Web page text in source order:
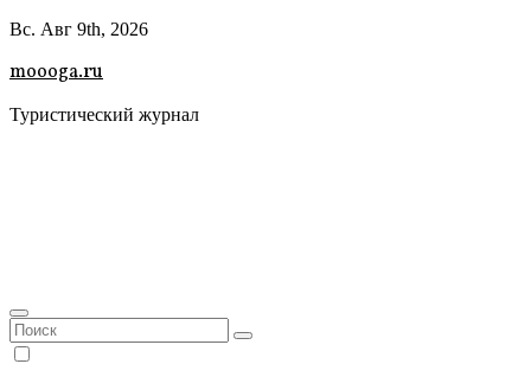
Вс. Авг 9th, 2026
moooga.ru
Туристический журнал